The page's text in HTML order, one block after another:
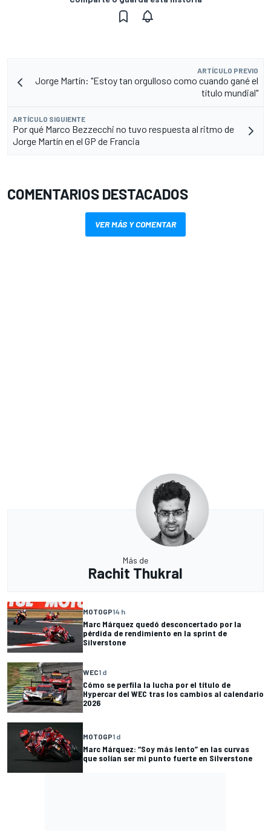
ARTÍCULO PREVIO
Jorge Martín: "Estoy tan orgulloso como cuando gané el
título mundial"
ARTÍCULO SIGUIENTE
Por qué Marco Bezzecchi no tuvo respuesta al ritmo de
Jorge Martín en el GP de Francia
COMENTARIOS DESTACADOS
VER MÁS Y COMENTAR
Más de
Rachit Thukral
MOTOGP14 h
Marc Márquez quedó desconcertado por la
pérdida de rendimiento en la sprint de
Silverstone
WEC1 d
Cómo se perfila la lucha por el título de
Hypercar del WEC tras los cambios al calendario
2026
MOTOGP1 d
Marc Márquez: “Soy más lento” en las curvas
que solían ser mi punto fuerte en Silverstone